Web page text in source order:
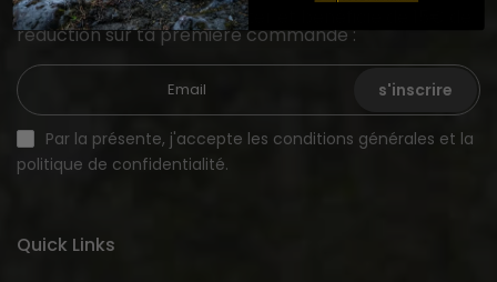
Inscris-toi à notre newsletter et bénéficie de 15€ de
réduction sur ta première commande :
s'inscrire
Par la présente, j'accepte les conditions générales et la
politique de confidentialité.
Quick Links